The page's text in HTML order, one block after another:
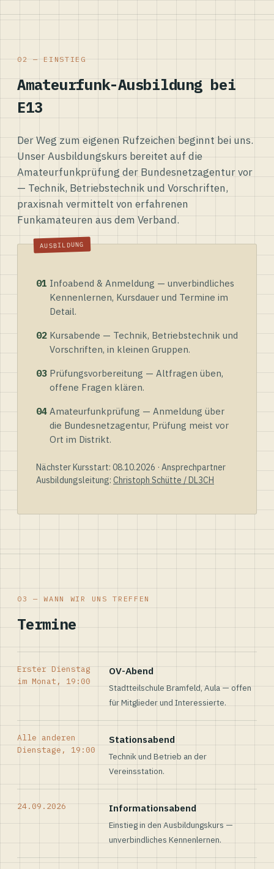
02 — EINSTIEG
Amateurfunk-Ausbildung bei
E13
Der Weg zum eigenen Rufzeichen beginnt bei uns.
Unser Ausbildungskurs bereitet auf die
Amateurfunkprüfung der Bundesnetzagentur vor
— Technik, Betriebstechnik und Vorschriften,
praxisnah vermittelt von erfahrenen
Funkamateuren aus dem Verband.
01 Infoabend & Anmeldung — unverbindliches
Kennenlernen, Kursdauer und Termine im
Detail.
02 Kursabende — Technik, Betriebstechnik und
Vorschriften, in kleinen Gruppen.
03 Prüfungsvorbereitung — Altfragen üben,
offene Fragen klären.
04 Amateurfunkprüfung — Anmeldung über
die Bundesnetzagentur, Prüfung meist vor
Ort im Distrikt.
Nächster Kursstart: 08.10.2026 · Ansprechpartner
Ausbildungsleitung: Christoph Schütte / DL3CH
03 — WANN WIR UNS TREFFEN
Termine
Erster Dienstag
im Monat, 19:00
OV-Abend
Stadtteilschule Bramfeld, Aula — offen
für Mitglieder und Interessierte.
Alle anderen
Dienstage, 19:00
Stationsabend
Technik und Betrieb an der
Vereinsstation.
24.09.2026 Informationsabend
Einstieg in den Ausbildungskurs —
unverbindliches Kennenlernen.